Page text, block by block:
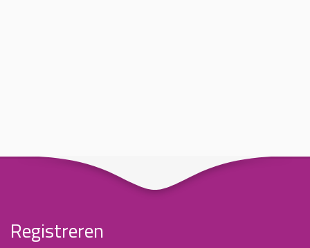
Registreren